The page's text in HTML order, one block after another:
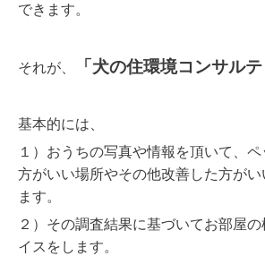
できます。
それが、 「犬の住環境コンサルテ
基本的には、
１）おうちの写真や情報を頂いて、
方がいい場所やその他改善した方が
ます。
２）その調査結果に基づいてお部屋
イスをします。